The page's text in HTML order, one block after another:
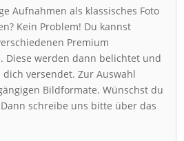
Aufnahmen als klassisches Foto
Kein Problem! Du kannst
Premium
Diese werden dann belichtet und
versendet. Zur Auswahl
Bildformate. Wünschst du
schreibe uns bitte über das